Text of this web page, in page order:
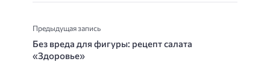
Предыдущая запись
Без вреда для фигуры: рецепт салата
«Здоровье»